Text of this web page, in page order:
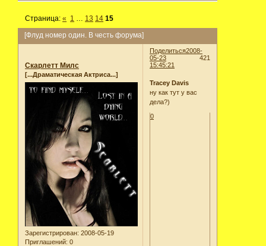
[Флуд номер один. В честь форума]
Страница:« 1 … 13 14 15
Поделиться
421
2008-
05-23
15:45:21
Скарлетт Милс
[...Драматическая Актриса...]
Зарегистрирован: 2008-05-19
Приглашений: 0
Tracey Davis
ну как тут у вас
дела?)
0